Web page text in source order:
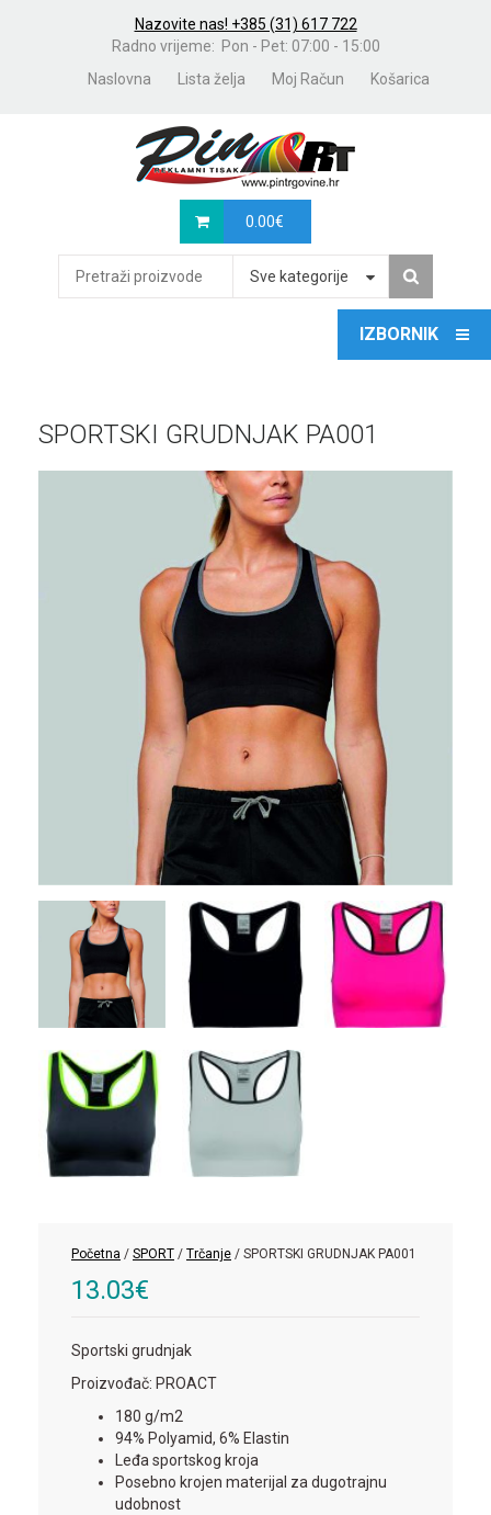
Nazovite nas! +385 (31) 617 722
Radno vrijeme: Pon - Pet: 07:00 - 15:00
Naslovna
Lista želja Moj Račun Košarica
0.00€
Sve kategorije
SPORTSKI GRUDNJAK PA001
Početna / SPORT / Trčanje / SPORTSKI GRUDNJAK PA001
13.03€
Sportski grudnjak
Proizvođač: PROACT
180 g/m2
94% Polyamid, 6% Elastin
Leđa sportskog kroja
Posebno krojen materijal za dugotrajnu
udobnost